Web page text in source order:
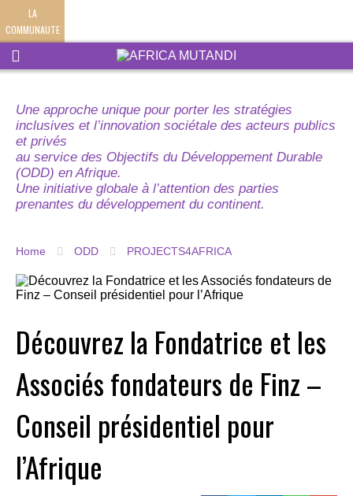
LA
COMMUNAUTE
Une approche unique pour porter les stratégies
inclusives et l’innovation sociétale des acteurs publics
et privés
au service des Objectifs du Développement Durable
(ODD) en Afrique.
Une initiative globale à l’attention des parties
prenantes du développement du continent.
Home ODD PROJECTS4AFRICA
Découvrez la Fondatrice et les
Associés fondateurs de Finz –
Conseil présidentiel pour
l’Afrique